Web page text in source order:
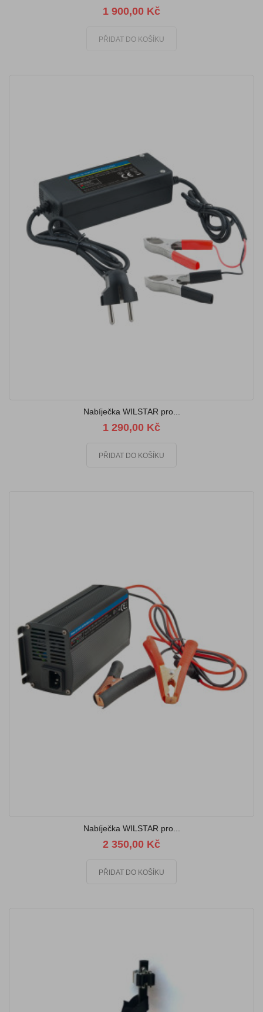
1 900,00 Kč
PŘIDAT DO KOŠÍKU
Nabíječka WILSTAR pro...
1 290,00 Kč
PŘIDAT DO KOŠÍKU
Nabíječka WILSTAR pro...
2 350,00 Kč
PŘIDAT DO KOŠÍKU